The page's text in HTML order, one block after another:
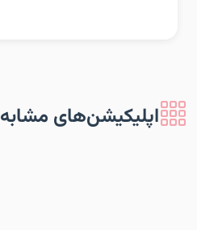
اپلیکیشن‌های مشابه